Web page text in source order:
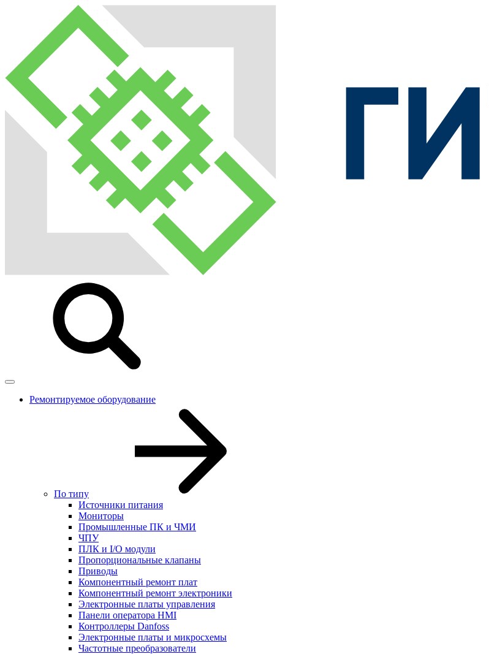
Ремонтируемое оборудование
По типу
Источники питания
Мониторы
Промышленные ПК и ЧМИ
ЧПУ
ПЛК и I/O модули
Пропорциональные клапаны
Приводы
Компонентный ремонт плат
Компонентный ремонт электроники
Электронные платы управления
Панели оператора HMI
Контроллеры Danfoss
Электронные платы и микросхемы
Частотные преобразователи